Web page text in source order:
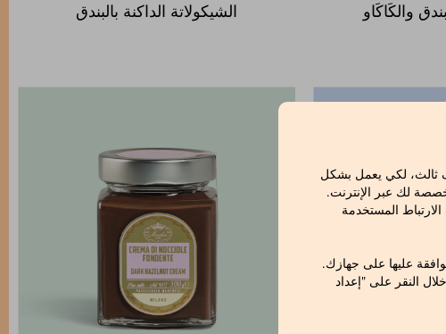
ثالث، لكي يعمل بشكل
لك عبر الإنترنت.
المستخدمة
عليها على جهازك.
النقر على "إعداد
والكَاكَاو الشيكولاتة الداكنة بالبندق